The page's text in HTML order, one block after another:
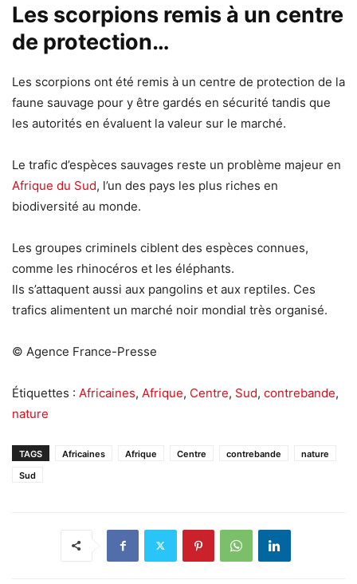
Les scorpions remis à un centre
de protection…
Les scorpions ont été remis à un centre de protection de la
faune sauvage pour y être gardés en sécurité tandis que
les autorités en évaluent la valeur sur le marché.
Le trafic d’espèces sauvages reste un problème majeur en
Afrique du Sud, l’un des pays les plus riches en
biodiversité au monde.
Les groupes criminels ciblent des espèces connues,
comme les rhinocéros et les éléphants.
Ils s’attaquent aussi aux pangolins et aux reptiles. Ces
trafics alimentent un marché noir mondial très organisé.
© Agence France-Presse
Étiquettes : Africaines, Afrique, Centre, Sud, contrebande,
nature
TAGS Africaines Afrique Centre contrebande
nature
Sud